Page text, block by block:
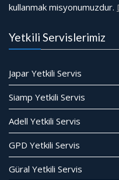
kullanmak misyonumuzdur.
Yetkili Servislerimiz
Japar Yetkili Servis
Siamp Yetkili Servis
Adell Yetkili Servis
GPD Yetkili Servis
Güral Yetkili Servis